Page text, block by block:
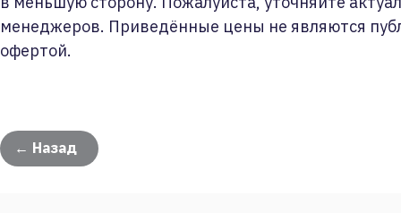
менеджеров. Приведённые цены не являются
офертой.
← Назад